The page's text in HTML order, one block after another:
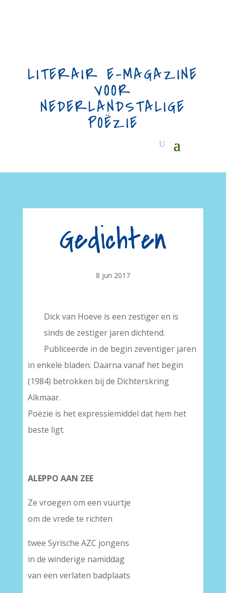
LITERAIR E-MAGAZINE
VOOR
NEDERLANDSTALIGE
POËZIE
Gedichten
8 jun 2017
Dick van Hoeve is een zestiger en is
sinds de zestiger jaren dichtend.
Publiceerde in de begin zeventiger jaren
in enkele bladen. Daarna vanaf het begin
(1984) betrokken bij de Dichterskring
Alkmaar.
Poëzie is het expressiemiddel dat hem het
beste ligt.
ALEPPO AAN ZEE
Ze vroegen om een vuurtje
om de vrede te richten
twee Syrische AZC jongens
in de winderige namiddag
van een verlaten badplaats